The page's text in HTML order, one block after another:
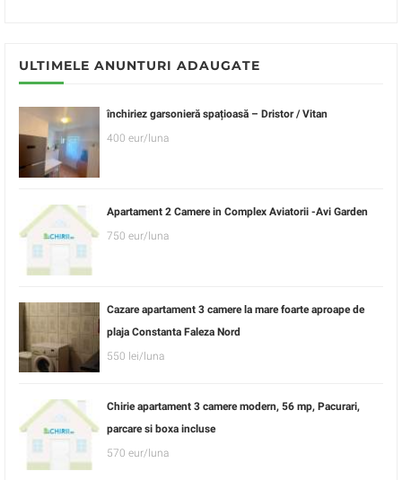
ULTIMELE ANUNTURI ADAUGATE
închiriez garsonieră spațioasă – Dristor / Vitan
400 eur/luna
Apartament 2 Camere in Complex Aviatorii -Avi Garden
750 eur/luna
Cazare apartament 3 camere la mare foarte aproape de
plaja Constanta Faleza Nord
550 lei/luna
Chirie apartament 3 camere modern, 56 mp, Pacurari,
parcare si boxa incluse
570 eur/luna